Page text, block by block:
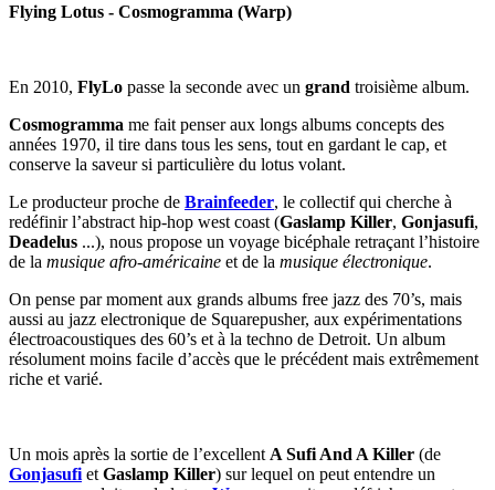
Flying Lotus - Cosmogramma (Warp)
En 2010, FlyLo passe la seconde avec un grand troisième album.
Cosmogramma me fait penser aux longs albums concepts des
années 1970, il tire dans tous les sens, tout en gardant le cap, et
conserve la saveur si particulière du lotus volant.
Le producteur proche de Brainfeeder, le collectif qui cherche à
redéfinir l’abstract hip-hop west coast (Gaslamp Killer, Gonjasufi,
Deadelus ...), nous propose un voyage bicéphale retraçant l’histoire
de la musique afro-américaine et de la musique électronique.
On pense par moment aux grands albums free jazz des 70’s, mais
aussi au jazz electronique de Squarepusher, aux expérimentations
électroacoustiques des 60’s et à la techno de Detroit. Un album
résolument moins facile d’accès que le précédent mais extrêmement
riche et varié.
Un mois après la sortie de l’excellent A Sufi And A Killer (de
Gonjasufi et Gaslamp Killer) sur lequel on peut entendre un